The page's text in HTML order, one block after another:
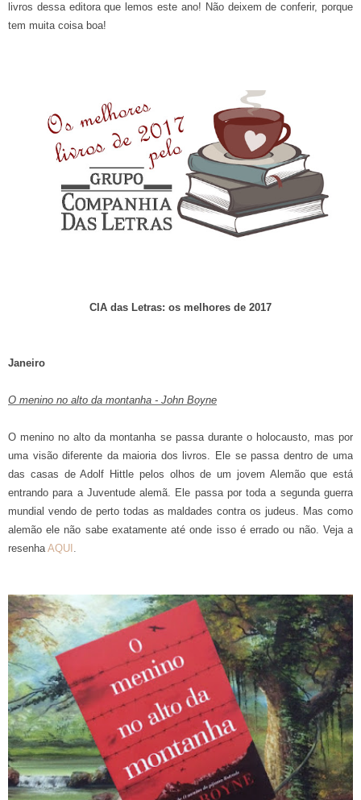
livros dessa editora que lemos este ano! Não deixem de conferir, porque
tem muita coisa boa!
CIA das Letras: os melhores de 2017
Janeiro
O menino no alto da montanha - John Boyne
O menino no alto da montanha se passa durante o holocausto, mas por
uma visão diferente da maioria dos livros. Ele se passa dentro de uma
das casas de Adolf Hittle pelos olhos de um jovem Alemão que está
entrando para a Juventude alemã. Ele passa por toda a segunda guerra
mundial vendo de perto todas as maldades contra os judeus. Mas como
alemão ele não sabe exatamente até onde isso é errado ou não. Veja a
resenhaAQUI .